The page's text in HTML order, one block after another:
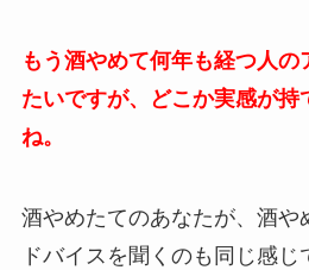
もう酒やめて何年も経つ人
たいですが、どこか実感が持
ね。
酒やめたてのあなたが、酒や
ドバイスを聞くのも同じ感じ